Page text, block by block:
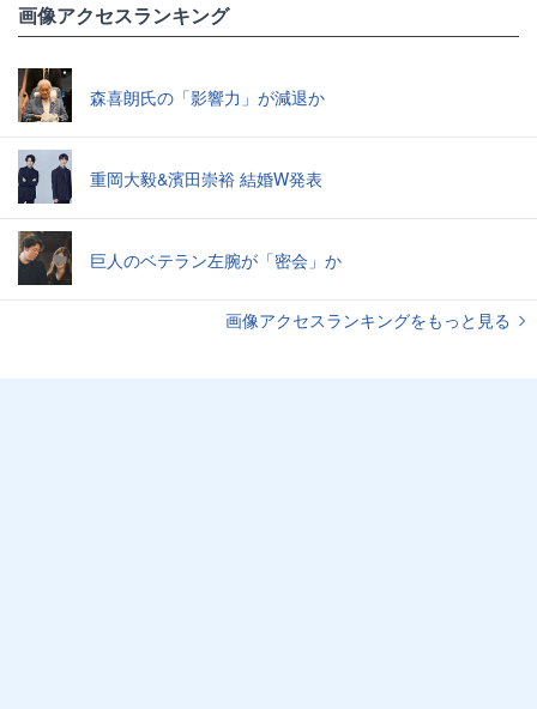
画像アクセスランキング
森喜朗氏の「影響力」が減退か
重岡大毅&濱田崇裕 結婚W発表
巨人のベテラン左腕が「密会」か
画像アクセスランキングをもっと見る